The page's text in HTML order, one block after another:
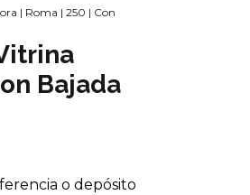
| Roma | 250 | Con
Bajada
o depósito